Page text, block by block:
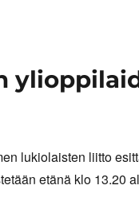
lukiolaisten liitto
etänä klo 13.20